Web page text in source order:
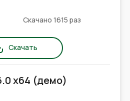
Скачано 1615 раз
Скачать
x64 (демо)